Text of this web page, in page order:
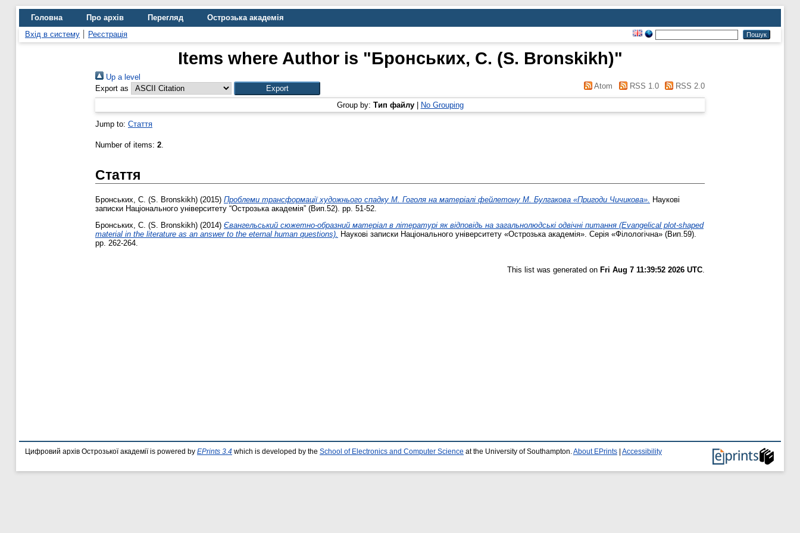
Головна Про архів Перегляд
Острозька академія
Вхід в систему
Реєстрація
Items where Author is "Бронських, С. (S. Bronskikh)"
Up a level
Export as
Atom RSS 1.0 RSS 2.0
Group by: Тип файлу| No Grouping
Jump to: Стаття
Number of items: 2.
Стаття
Бронських, С. (S. Bronskikh) (2015) Проблеми трансформації художнього спадку М. Гоголя на матеріалі фейлетону М. Булгакова «Пригоди Чичикова». Наукові
записки Національного університету “Острозька академія” (Вип.52). pp. 51-52.
Бронських, С. (S. Bronskikh) (2014) Євангельський сюжетно-образний матеріал в літературі як відповідь на загальнолюдські одвічні питання (Evangelical plot-shaped
material in the literature as an answer to the eternal human questions).
Наукові записки Національного університету «Острозька академія». Серія «Філологічна» (Вип.59).
pp. 262-264.
This list was generated on Fri Aug 7 11:39:52 2026 UTC
Цифровий архів Острозької академії is powered by EPrints 3.4 which is developed by the School of Electronics and Computer Science at the University of Southampton. About EPrints Accessibility